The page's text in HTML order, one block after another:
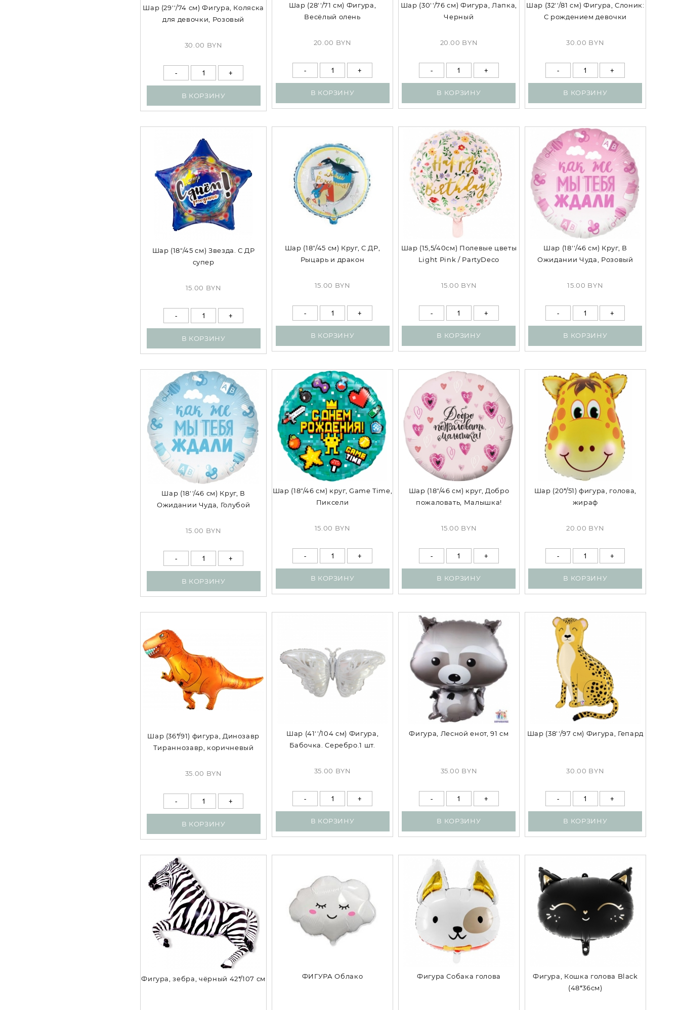
Шар (29''/74 см) Фигура, Коляска
для девочки, Розовый
30.00 BYN
В КОРЗИНУ
Шар (28''/71 см) Фигура,
Весёлый олень
20.00 BYN
В КОРЗИНУ
Шар (30''/76 см) Фигура, Лапка,
Черный
20.00 BYN
В КОРЗИНУ
Шар (32''/81 см) Фигура, Слоник:
С рождением девочки
30.00 BYN
В КОРЗИНУ
Шар (18"/45 см) Звезда. С ДР
супер
15.00 BYN
В КОРЗИНУ
Шар (18"/45 см) Круг, С ДР,
Рыцарь и дракон
15.00 BYN
В КОРЗИНУ
Шар (15,5/40см) Полевые цветы
Light Pink / PartyDeco
15.00 BYN
В КОРЗИНУ
Шар (18''/46 см) Круг, В
Ожидании Чуда, Розовый
15.00 BYN
В КОРЗИНУ
Шар (18''/46 см) Круг, В
Ожидании Чуда, Голубой
15.00 BYN
В КОРЗИНУ
Шар (18"/46 см) круг, Game Time,
Пиксели
15.00 BYN
В КОРЗИНУ
Шар (18"/46 см) круг, Добро
пожаловать, Малышка!
15.00 BYN
В КОРЗИНУ
Шар (20*/51) фигура, голова,
жираф
20.00 BYN
В КОРЗИНУ
Шар (36*/91) фигура, Динозавр
Тираннозавр, коричневый
35.00 BYN
В КОРЗИНУ
Шар (41''/104 см) Фигура,
Бабочка. Серебро.1 шт.
35.00 BYN
В КОРЗИНУ
Фигура, Лесной енот, 91 см
35.00 BYN
В КОРЗИНУ
Шар (38''/97 см) Фигура, Гепард
30.00 BYN
В КОРЗИНУ
Фигура, зебра, чёрный 42*/107 см ФИГУРА Облако Фигура Собака голова
Фигура, Кошка голова Black
(48*36см)